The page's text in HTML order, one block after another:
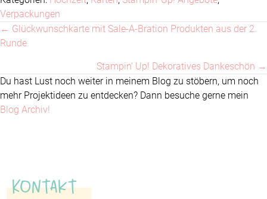
Verpackungen
Posts
← Glückwunschkarte mit Sale-A-Bration Produkten aus der 2.
Runde
Stampin‘ Up! Dekoratives Dankeschön →
Du hast Lust noch weiter in meinem Blog zu stöbern, um noch
mehr Projektideen zu entdecken? Dann besuche gerne mein
Blog Archiv!
Kontakt